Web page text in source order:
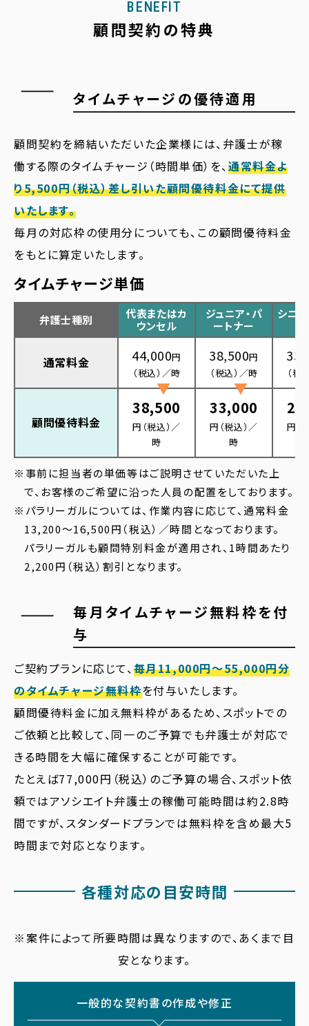
BENEFIT
顧問契約の特典
タイムチャージの優待適用
顧問契約を締結いただいた企業様には、弁護士が稼
働する際のタイムチャージ（時間単価）を、通常料金よ
り5,500円（税込）差し引いた顧問優待料金にて提供
いたします。
毎月の対応枠の使用分についても、この顧問優待料金
をもとに算定いたします。
タイムチャージ単価
弁護⼠種別
代表またはカ
ウンセル
ジュニア・パ
ートナー
シニ
通常料⾦ 44,000円
（税込）／時
38,500円
（税込）／時
（税
顧問優待料⾦
38,500
円（税込）／
時
33,000
円（税込）／
時
円（
※事前に担当者の単価等はご説明させていただいた上
で、お客様のご希望に沿った人員の配置をしております。
※パラリーガルについては、作業内容に応じて、通常料金
13,200〜16,500円（税込）／時間となっております。
パラリーガルも顧問特別料金が適用され、1時間あたり
2,200円（税込）割引となります。
毎月タイムチャージ無料枠を付
与
ご契約プランに応じて、毎月11,000円〜55,000円分
のタイムチャージ無料枠を付与いたします。
顧問優待料金に加え無料枠があるため、スポットでの
ご依頼と比較して、同一のご予算でも弁護士が対応で
きる時間を大幅に確保することが可能です。
たとえば77,000円（税込）のご予算の場合、スポット依
頼ではアソシエイト弁護士の稼働可能時間は約2.8時
間ですが、スタンダードプランでは無料枠を含め最大5
時間まで対応となります。
各種対応の目安時間
※案件によって所要時間は異なりますので、あくまで目
安となります。
一般的な契約書の作成や修正